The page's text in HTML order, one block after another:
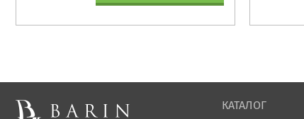
КАТАЛОГ